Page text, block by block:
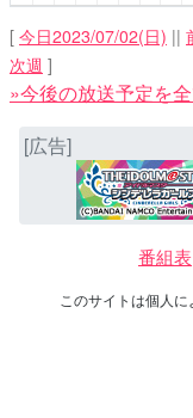
[ 今日2023/07/02(日) ||
次週 ]
»今後の放送予定を
[広告]
番組表
このサイトは個人